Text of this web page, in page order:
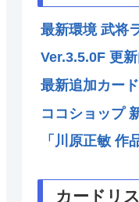
最新環境 武将
Ver.3.5.0F 更
最新追加カー
ココショップ
「川原正敏 作
カードリ